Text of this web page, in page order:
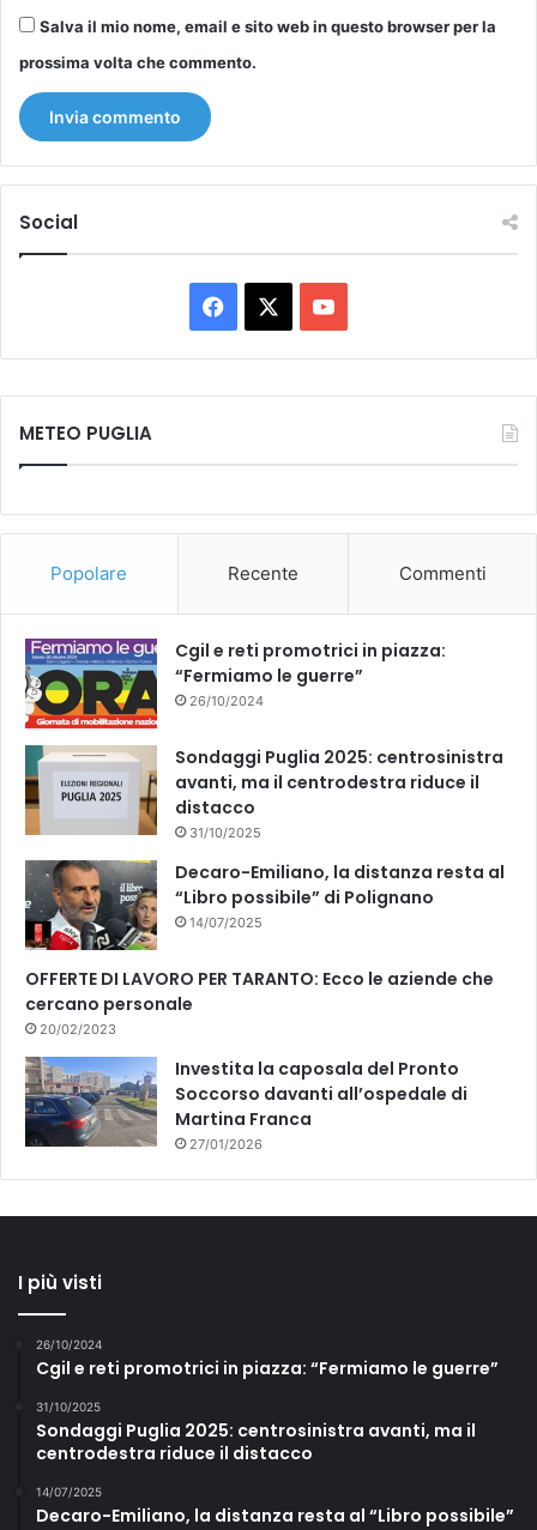
Salva il mio nome, email e sito web in questo browser per la
prossima volta che commento.
Social
Facebook You
Tube
METEO PUGLIA
Popolare Recente Commenti
Cgil e reti promotrici in piazza:
“Fermiamo le guerre”
26/10/2024
Sondaggi Puglia 2025: centrosinistra
avanti, ma il centrodestra riduce il
distacco
31/10/2025
Decaro-Emiliano, la distanza resta al
“Libro possibile” di Polignano
14/07/2025
OFFERTE DI LAVORO PER TARANTO: Ecco le aziende che
cercano personale
20/02/2023
Investita la caposala del Pronto
Soccorso davanti all’ospedale di
Martina Franca
27/01/2026
I più visti
26/10/2024
Cgil e reti promotrici in piazza: “Fermiamo le guerre”
31/10/2025
Sondaggi Puglia 2025: centrosinistra avanti, ma il
centrodestra riduce il distacco
14/07/2025
Decaro-Emiliano, la distanza resta al “Libro possibile”